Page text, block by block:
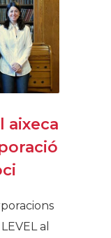
aixeca
al